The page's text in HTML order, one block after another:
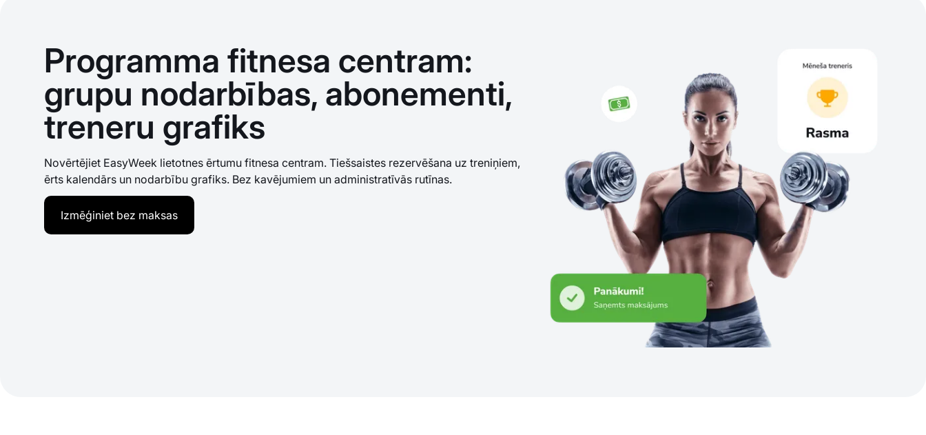
Programma fitnesa centram:
grupu nodarbības, abonementi,
treneru grafiks
Novērtējiet EasyWeek lietotnes ērtumu fitnesa centram. Tiešsaistes rezervēšana uz treniņiem,
ērts kalendārs un nodarbību grafiks. Bez kavējumiem un administratīvās rutīnas.
Izmēģiniet bez maksas